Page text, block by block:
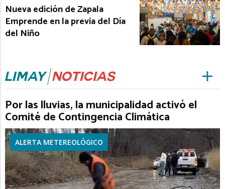
Nueva edición de Zapala
Emprende en la previa del Día
del Niño
Por las lluvias, la municipalidad activó el
Comité de Contingencia Climática
ALERTA METEREOLÓGICO